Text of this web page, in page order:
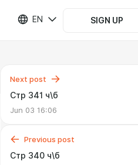
EN SIGN UP
Next post
Стр 341 ч\б
Jun 03 16:06
Previous post
Стр 340 ч\б